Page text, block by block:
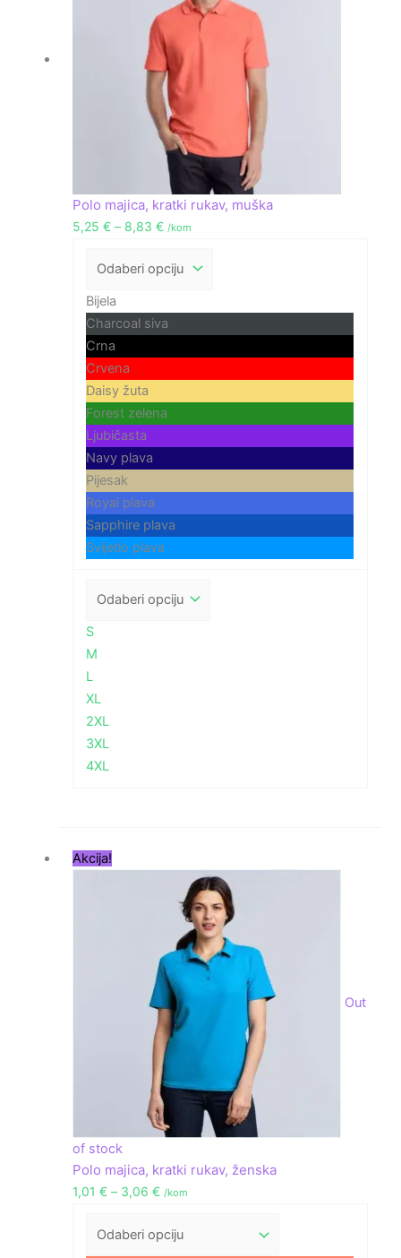
Polo majica, kratki rukav, muška
5,25 € – 8,83 €
8,83 €
/kom
Bijela
Charcoal siva
Crna
Crvena
Daisy žuta
Forest zelena
Ljubičasta
Navy plava
Pijesak
Royal plava
Sapphire plava
Svijetlo plava
S
M
L
XL
2XL
3XL
4XL
Akcija!
Out
of stock
Polo majica, kratki rukav, ženska
1,01 € – 3,06 €
1,01 €
3,06 €
/kom